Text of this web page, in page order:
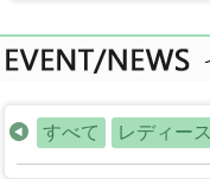
他 すべて レディース